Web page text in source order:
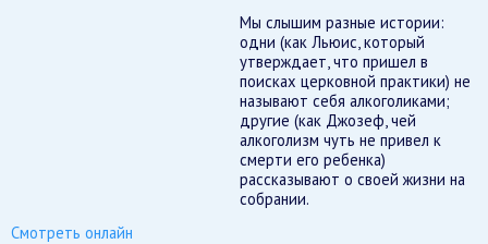
Мы слышим разные истории:
одни (как Льюис, который
утверждает, что пришел в
поисках церковной практики) не
называют себя алкоголиками;
другие (как Джозеф, чей
алкоголизм чуть не привел к
смерти его ребенка)
рассказывают о своей жизни на
собрании.
Смотреть онлайн